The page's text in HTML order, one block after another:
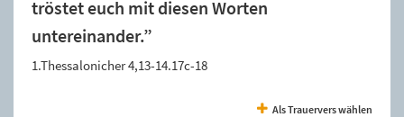
tröstet euch mit diesen Worten
untereinander.”
1.Thessalonicher 4,13-14.17c-18
Als Trauervers wählen